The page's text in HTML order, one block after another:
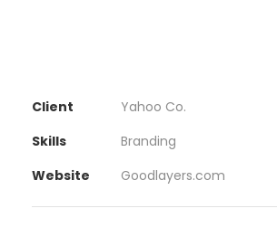
Client
Yahoo Co.
Skills
Branding
Website
Goodlayers.com